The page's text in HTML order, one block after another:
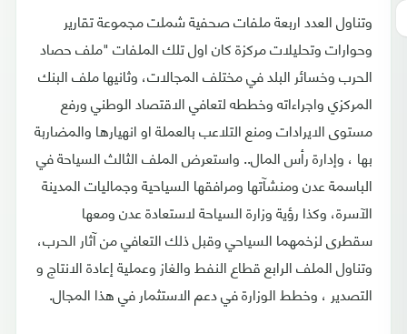
وتناول العدد اربعة ملفات صحفية شملت مجموعة تقارير
وحوارات وتحليلات مركزة كان اول تلك الملفات "ملف حصاد
الحرب وخسائر البلد في مختلف المجالات، وثانيها ملف البنك
المركزي واجراءاته وخططه لتعافي الاقتصاد الوطني ورفع
مستوى الايرادات ومنع التلاعب بالعملة او انهيارها والمضاربة
بها ، وإدارة رأس المال.. واستعرض الملف الثالث السياحة في
الباسمة عدن ومنشآتها ومرافقها السياحية وجماليات المدينة
الآسرة، وكذا رؤية وزارة السياحة لاستعادة عدن ومعها
سقطرى لزخمهما السياحي وقبل ذلك التعافي من آثار الحرب،
وتناول الملف الرابع قطاع النفط والغاز وعملية إعادة الانتاج و
التصدير ، وخطط الوزارة في دعم الاستثمار في هذا المجال.